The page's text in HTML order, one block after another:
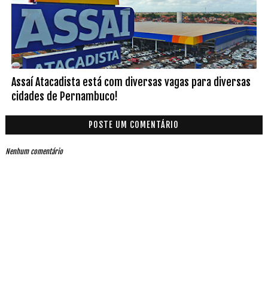
Assaí Atacadista está com diversas vagas para diversas
cidades de Pernambuco!
POSTE UM COMENTÁRIO
Nenhum comentário